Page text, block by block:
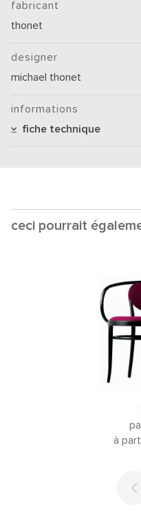
fabricant
thonet
designer
michael thonet
informations
fiche technique
ceci pourrait
à